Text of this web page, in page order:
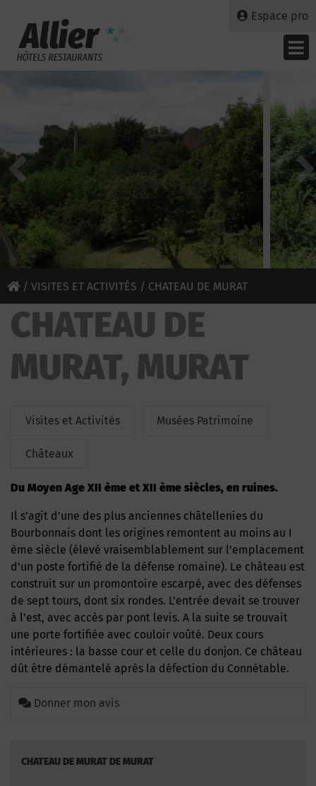
Espace pro
/ VISITES ET ACTIVITÉS / CHATEAU DE MURAT
CHATEAU DE
MURAT, MURAT
Visites et Activités Musées Patrimoine
Châteaux
Du Moyen Age XII ème et XII ème siècles, en ruines.
Il s’agit d’une des plus anciennes châtellenies du
Bourbonnais dont les origines remontent au moins au I
ème siècle (élevé vraisemblablement sur l’emplacement
d’un poste fortifié de la défense romaine). Le château est
construit sur un promontoire escarpé, avec des défenses
de sept tours, dont six rondes. L’entrée devait se trouver
à l’est, avec accès par pont levis. A la suite se trouvait
une porte fortifiée avec couloir voûté. Deux cours
intérieures : la basse cour et celle du donjon. Ce château
dût être démantelé après la défection du Connétable.
Donner mon avis
CHATEAU DE MURAT DE MURAT